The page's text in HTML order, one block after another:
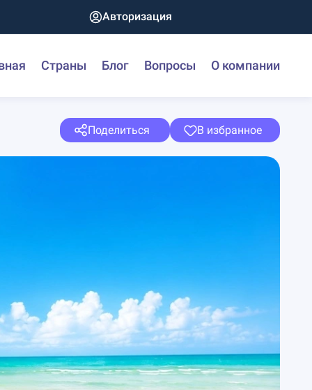
Авторизация
Страны Блог Вопросы О компании
Поделиться В избранное